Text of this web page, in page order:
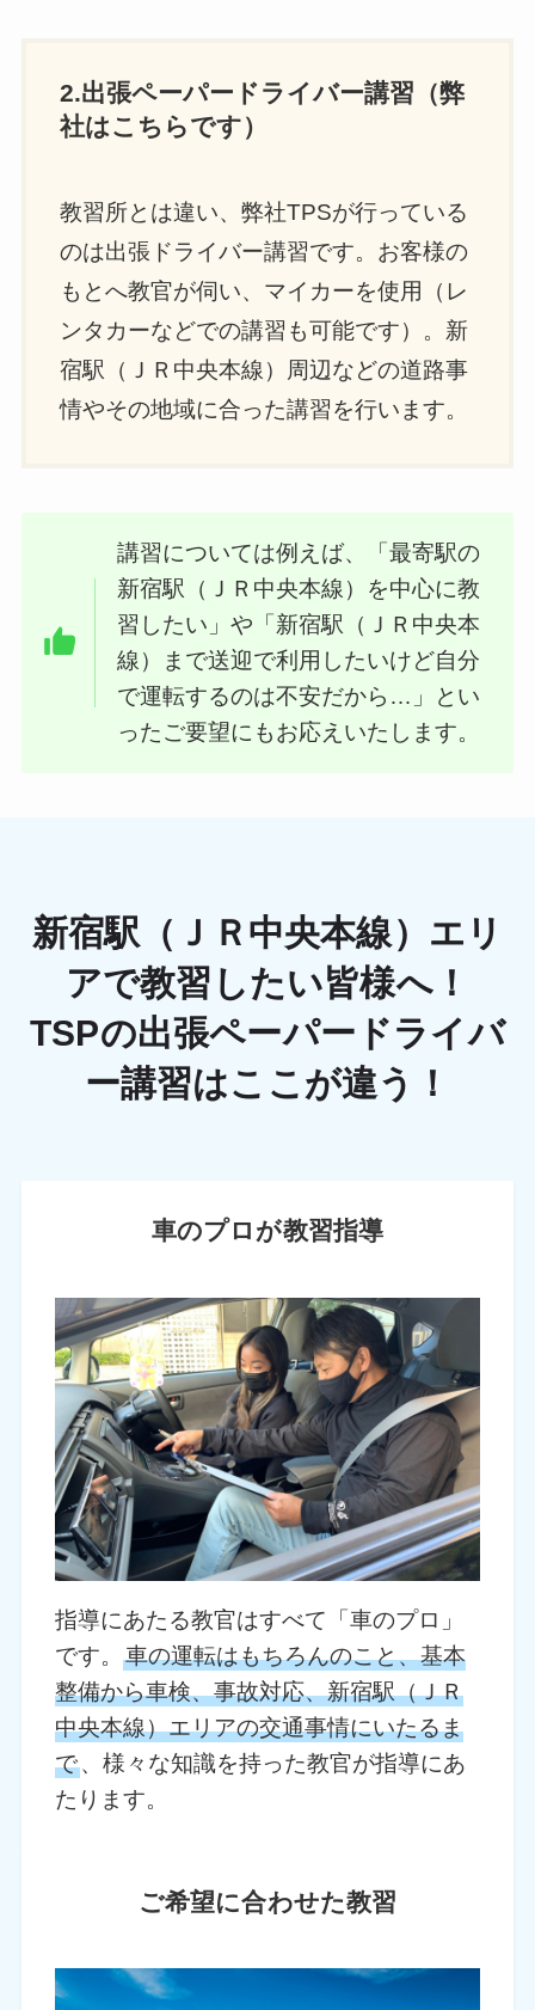
2.出張ペーパードライバー講習（弊
社はこちらです）
教習所とは違い、弊社TPSが行っている
のは出張ドライバー講習です。お客様の
もとへ教官が伺い、マイカーを使用（レ
ンタカーなどでの講習も可能です）。新
宿駅（ＪＲ中央本線）周辺などの道路事
情やその地域に合った講習を行います。
講習については例えば、「最寄駅の
新宿駅（ＪＲ中央本線）を中心に教
習したい」や「新宿駅（ＪＲ中央本
線）まで送迎で利用したいけど自分
で運転するのは不安だから…」とい
ったご要望にもお応えいたします。
新宿駅（ＪＲ中央本線）エリ
アで教習したい皆様へ！
TSPの出張ペーパードライバ
ー講習はここが違う！
車のプロが教習指導
指導にあたる教官はすべて「車のプロ」
です。車の運転はもちろんのこと、基本
整備から車検、事故対応、新宿駅（ＪＲ
中央本線）エリアの交通事情にいたるま
で、様々な知識を持った教官が指導にあ
たります。
ご希望に合わせた教習